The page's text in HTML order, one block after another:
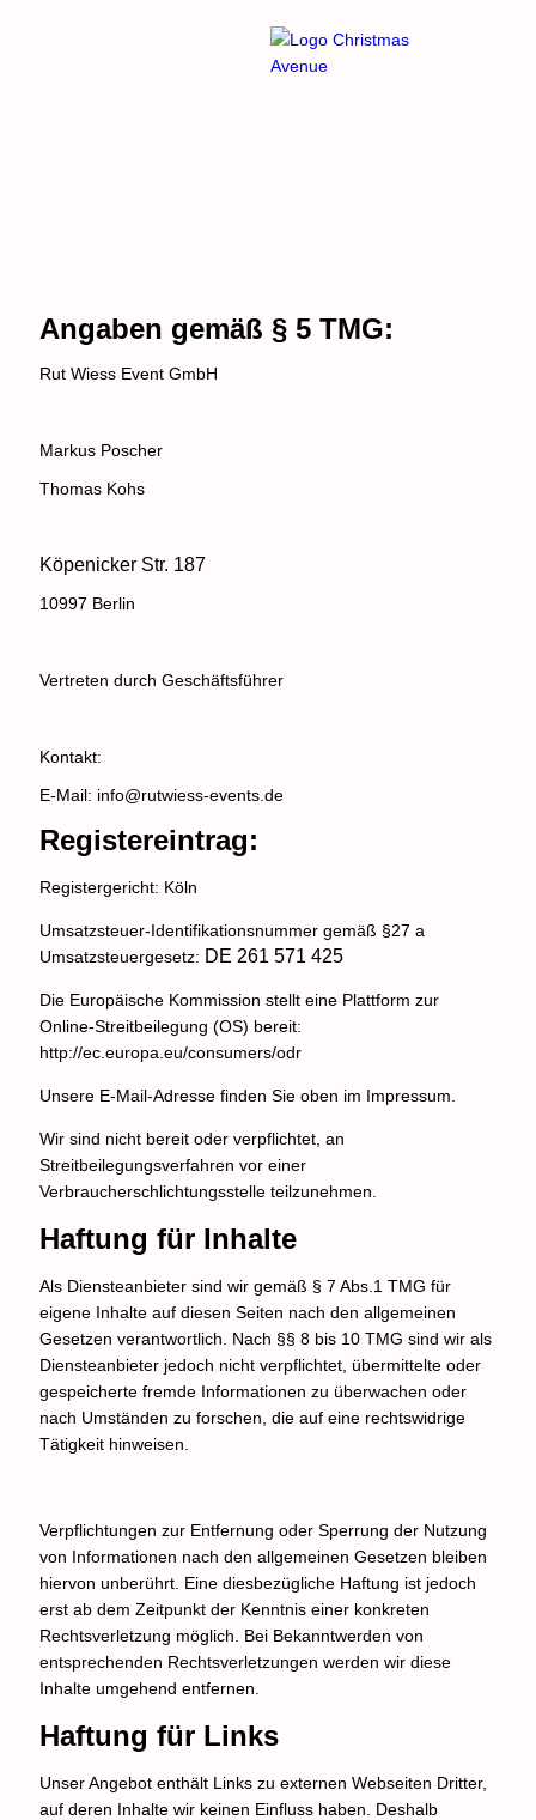
Angaben gemäß § 5 TMG:
Rut Wiess Event GmbH
Markus Poscher
Thomas Kohs
Köpenicker Str. 187
10997 Berlin
Vertreten durch Geschäftsführer
Kontakt:
E-Mail: info@rutwiess-events.de
Registereintrag:
Registergericht: Köln
Umsatzsteuer-Identifikationsnummer gemäß §27 a
Umsatzsteuergesetz: DE 261 571 425
Die Europäische Kommission stellt eine Plattform zur
Online-Streitbeilegung (OS) bereit:
http://ec.europa.eu/consumers/odr
Unsere E-Mail-Adresse finden Sie oben im Impressum.
Wir sind nicht bereit oder verpflichtet, an
Streitbeilegungsverfahren vor einer
Verbraucherschlichtungsstelle teilzunehmen.
Haftung für Inhalte
Als Diensteanbieter sind wir gemäß § 7 Abs.1 TMG für
eigene Inhalte auf diesen Seiten nach den allgemeinen
Gesetzen verantwortlich. Nach §§ 8 bis 10 TMG sind wir als
Diensteanbieter jedoch nicht verpflichtet, übermittelte oder
gespeicherte fremde Informationen zu überwachen oder
nach Umständen zu forschen, die auf eine rechtswidrige
Tätigkeit hinweisen.
Verpflichtungen zur Entfernung oder Sperrung der Nutzung
von Informationen nach den allgemeinen Gesetzen bleiben
hiervon unberührt. Eine diesbezügliche Haftung ist jedoch
erst ab dem Zeitpunkt der Kenntnis einer konkreten
Rechtsverletzung möglich. Bei Bekanntwerden von
entsprechenden Rechtsverletzungen werden wir diese
Inhalte umgehend entfernen.
Haftung für Links
Unser Angebot enthält Links zu externen Webseiten Dritter,
auf deren Inhalte wir keinen Einfluss haben. Deshalb